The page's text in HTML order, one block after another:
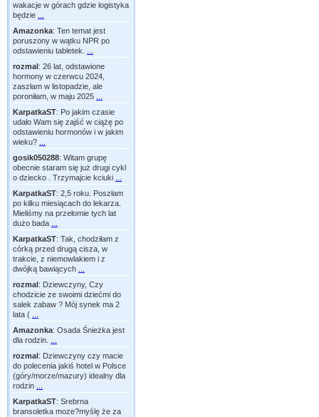
wakacje w górach gdzie logistyka
będzie
Amazonka: Ten temat jest
poruszony w wątku NPR po
odstawieniu tabletek.
rozmal: 26 lat, odstawione
hormony w czerwcu 2024,
zaszłam w listopadzie, ale
poroniłam, w maju 2025
KarpatkaST: Po jakim czasie
udało Wam się zajść w ciążę po
odstawieniu hormonów i w jakim
wieku?
gosik050288: Witam grupę
obecnie staram się już drugi cykl
o dziecko . Trzymajcie kciuki
KarpatkaST: 2,5 roku. Poszłam
po kilku miesiącach do lekarza.
Mieliśmy na przełomie tych lat
dużo bada
KarpatkaST: Tak, chodziłam z
córką przed drugą cisza, w
trakcie, z niemowlakiem i z
dwójką bawiących
rozmal: Dziewczyny, Czy
chodzicie ze swoimi dziećmi do
salek zabaw ? Mój synek ma 2
lata (
Amazonka: Osada Śnieżka jest
dla rodzin.
rozmal: Dziewczyny czy macie
do polecenia jakiś hotel w Polsce
(góry/morze/mazury) idealny dla
rodzin
KarpatkaST: Srebrna
bransoletka moze?myślę że za